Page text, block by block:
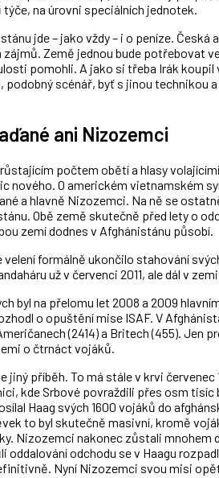
týče, na úrovni speciálních jednotek.
jde – jako vždy – i o peníze.
zájmů. Země jednou bude potřebovat
pomohli. A jako si třeba Irák koupil
podobný scénář, byť s jinou technikou
ani Nizozemci
počtem obětí a hlasy
nového. O americkém vietnamském
a hlavně Nizozemci. Na ně se
Obě země skutečně před lety o
zemí dodnes v Afghánistánu působí.
velení formálně ukončilo stahování
už v červenci 2011, ale dál v
byl na přelomu let 2008 a 2009
o opuštění mise ISAF. V
(2414) a Britech (455). Jen
o čtrnáct vojáků.
jiný příběh. To má stále v krvi
kde Srbové povraždili přes osm
Haag svých 1600 vojáků do
to byl skutečně masivní, kromě
Nizozemci nakonec zůstali mnohem
oddalování odchodu se v Haagu
Nyní Nizozemci svou misi